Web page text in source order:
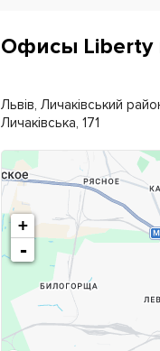
Офисы Liberty
Львів, Личаківський
Личаківська, 171
+
-